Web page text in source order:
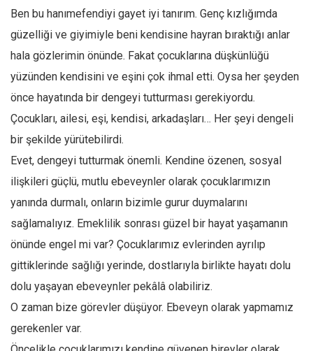
Ben bu hanımefendiyi gayet iyi tanırım. Genç kızlığımda
güzelliği ve giyimiyle beni kendisine hayran bıraktığı anlar
hala gözlerimin önünde. Fakat çocuklarına düşkünlüğü
yüzünden kendisini ve eşini çok ihmal etti. Oysa her şeyden
önce hayatında bir dengeyi tutturması gerekiyordu.
Çocukları, ailesi, eşi, kendisi, arkadaşları… Her şeyi dengeli
bir şekilde yürütebilirdi.
Evet, dengeyi tutturmak önemli. Kendine özenen, sosyal
ilişkileri güçlü, mutlu ebeveynler olarak çocuklarımızın
yanında durmalı, onların bizimle gurur duymalarını
sağlamalıyız. Emeklilik sonrası güzel bir hayat yaşamanın
önünde engel mi var? Çocuklarımız evlerinden ayrılıp
gittiklerinde sağlığı yerinde, dostlarıyla birlikte hayatı dolu
dolu yaşayan ebeveynler pekâlâ olabiliriz.
O zaman bize görevler düşüyor. Ebeveyn olarak yapmamız
gerekenler var.